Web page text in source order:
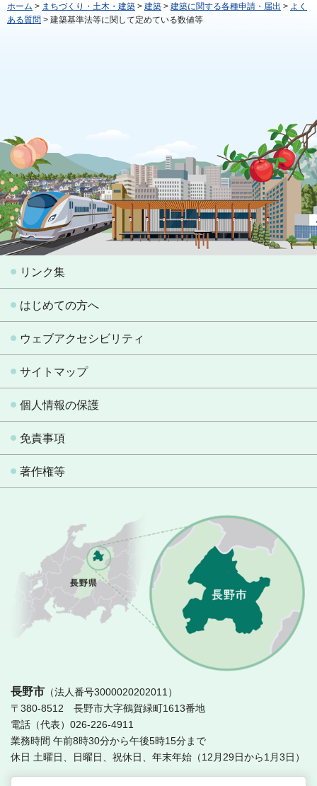
ホーム > まちづくり・土木・建築 > 建築 > 建築に関する各種申請・届出 > よく
ある質問 > 建築基準法等に関して定めている数値等
リンク集
はじめての方へ
ウェブアクセシビリティ
サイトマップ
個人情報の保護
免責事項
著作権等
長野市 （法人番号3000020202011）
〒380-8512 長野市大字鶴賀緑町1613番地
電話（代表）026-226-4911
業務時間 午前8時30分から午後5時15分まで
休日 土曜日、日曜日、祝休日、年末年始（12月29日から1月3日）